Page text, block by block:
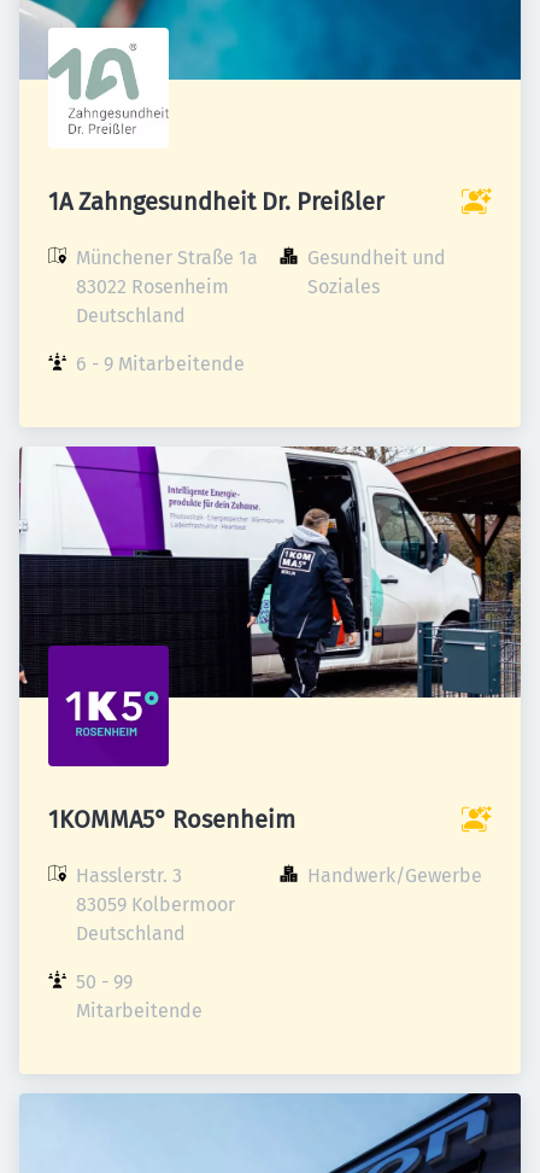
1A Zahngesundheit Dr. Preißler
Münchener Straße 1a
83022 Rosenheim
Deutschland
Gesundheit und
Soziales
6 - 9 Mitarbeitende
1KOMMA5° Rosenheim
Hasslerstr. 3
83059 Kolbermoor
Deutschland
Handwerk/Gewerbe
50 - 99
Mitarbeitende